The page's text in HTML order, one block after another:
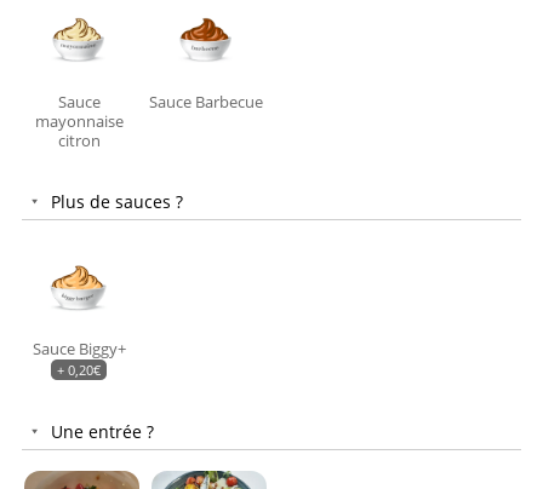
Sauce
mayonnaise
citron
Sauce Barbecue
Plus de sauces ?
Sauce Biggy+
+ 0,20€
Une entrée ?